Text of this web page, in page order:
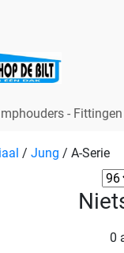
- Fittingen
/ Jung / A-Serie
0